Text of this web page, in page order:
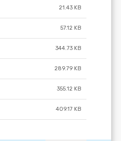
21.43 KB
57.12 KB
344.73 KB
289.79 KB
355.12 KB
409.17 KB